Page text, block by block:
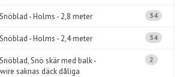
Snöblad - Holms - 2,8 meter 34
Snöblad - Holms - 2,4 meter 34
Snöblad, Snö skär med balk -
saknas däck dåliga
2